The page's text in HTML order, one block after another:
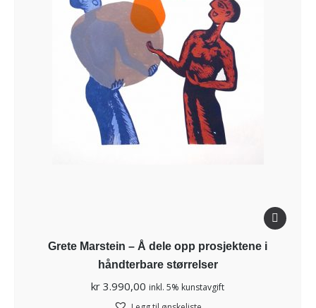
Grete Marstein – Å dele opp prosjektene i
håndterbare størrelser
kr 3.990,00 inkl. 5% kunstavgift